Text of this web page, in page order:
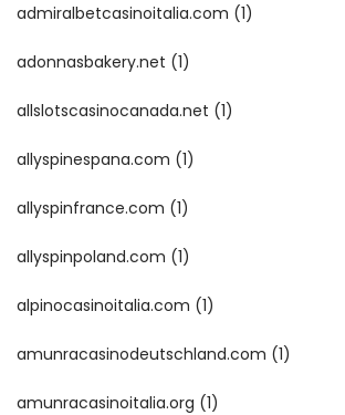
admiralbetcasinoitalia.com (1)
adonnasbakery.net (1)
allslotscasinocanada.net (1)
allyspinespana.com (1)
allyspinfrance.com (1)
allyspinpoland.com (1)
alpinocasinoitalia.com (1)
amunracasinodeutschland.com (1)
amunracasinoitalia.org (1)